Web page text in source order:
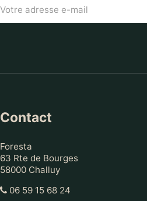
Contact
Foresta
63 Rte de Bourges
58000 Challuy
06 59 15 68 24